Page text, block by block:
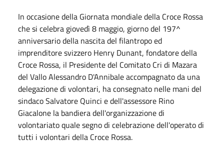
In occasione della Giornata mondiale della Croce Rossa
che si celebra giovedì 8 maggio, giorno del 197^
anniversario della nascita del filantropo ed
imprenditore svizzero Henry Dunant, fondatore della
Croce Rossa, il Presidente del Comitato Cri di Mazara
del Vallo Alessandro D'Annibale accompagnato da una
delegazione di volontari, ha consegnato nelle mani del
sindaco Salvatore Quinci e dell'assessore Rino
Giacalone la bandiera dell'organizzazione di
volontariato quale segno di celebrazione dell'operato di
tutti i volontari della Croce Rossa.